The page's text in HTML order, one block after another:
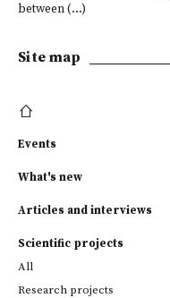
between (...)
Site map
Events
What's new
Articles and interviews
Scientific projects
All
Research projects